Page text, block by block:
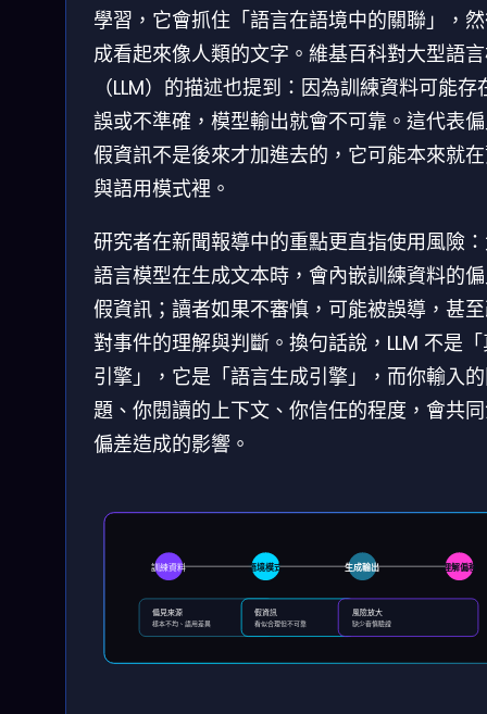
學習，它會抓住「語言在語境中的關聯」，
成看起來像人類的文字。維基百科對大型語
（LLM）的描述也提到：因為訓練資料可能存
誤或不準確，模型輸出就會不可靠。這代表
假資訊不是後來才加進去的，它可能本來就
與語用模式裡。
研究者在新聞報導中的重點更直指使用風險
語言模型在生成文本時，會內嵌訓練資料的
假資訊；讀者如果不審慎，可能被誤導，甚
對事件的理解與判斷。換句話說，LLM 不是
引擎」，它是「語言生成引擎」，而你輸入
題、你閱讀的上下文、你信任的程度，會共
偏差造成的影響。
訓練資料 語境模式 生成輸出 理解偏移
偏見來源
樣本不均、語用差異
假資訊
看似合理但不可靠
風險放大
缺少審慎驗證